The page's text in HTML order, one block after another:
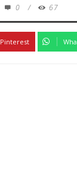
0 / 67
Pinterest